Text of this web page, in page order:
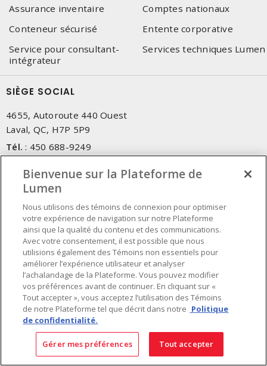
Assurance inventaire
Comptes nationaux
Conteneur sécurisé
Entente corporative
Service pour consultant-
intégrateur
Services techniques Lumen
SIÈGE SOCIAL
4655, Autoroute 440 Ouest
Laval, QC, H7P 5P9
Tél. : 450 688-9249
Téléc.:450 686-1444
Service d'urgence
bureau - 17h00 et 7h00, Frais applicables)
Fait au Canada avec des composants canadiens et importés
INSCRIVEZ-VOUS À L'INFOLETTRE
Obtenez des informations à jour sur les offres de Lumen
Bienvenue sur la Plateforme de
Lumen
Nous utilisons des témoins de connexion pour optimiser
votre expérience de navigation sur notre Plateforme
ainsi que la qualité du contenu et des communications.
Avec votre consentement, il est possible que nous
utilisions également des Témoins non essentiels pour
améliorer l’expérience utilisateur et analyser
l’achalandage de la Plateforme. Vous pouvez modifier
vos préférences avant de continuer. En cliquant sur «
Tout accepter », vous acceptez l’utilisation des Témoins
de notre Plateforme tel que décrit dans notre Politique
de confidentialité.
Gérer mes préférences Tout accepter